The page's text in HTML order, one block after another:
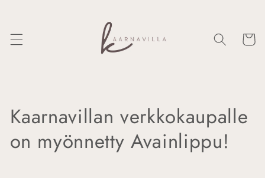
Kaarnavillan verkkokaupalle
on myönnetty Avainlippu!